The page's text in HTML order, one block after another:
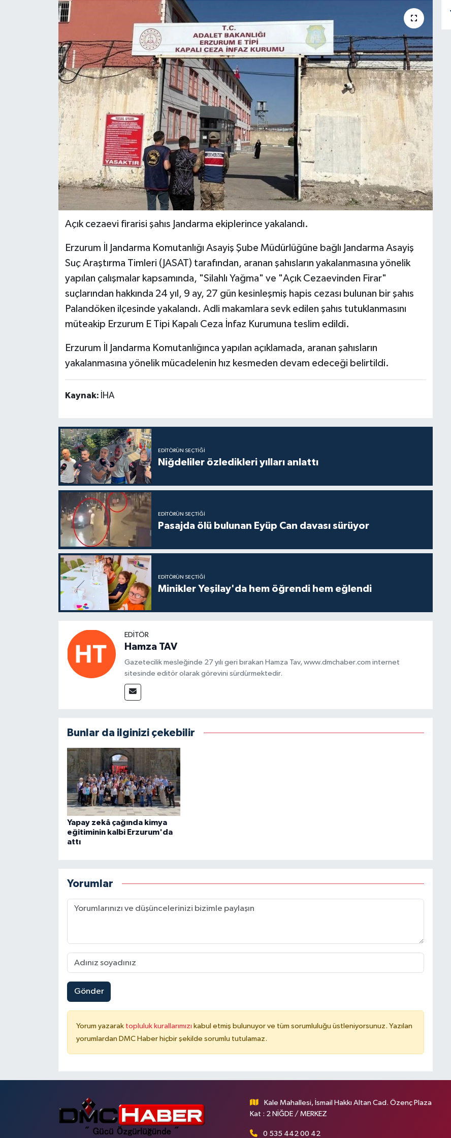
Açık cezaevi firarisi şahıs Jandarma ekiplerince yakalandı.
Erzurum İl Jandarma Komutanlığı Asayiş Şube Müdürlüğüne bağlı Jandarma Asayiş
Suç Araştırma Timleri (JASAT) tarafından, aranan şahısların yakalanmasına yönelik
yapılan çalışmalar kapsamında, "Silahlı Yağma" ve "Açık Cezaevinden Firar"
suçlarından hakkında 24 yıl, 9 ay, 27 gün kesinleşmiş hapis cezası bulunan bir şahıs
Palandöken ilçesinde yakalandı. Adli makamlara sevk edilen şahıs tutuklanmasını
müteakip Erzurum E Tipi Kapalı Ceza İnfaz Kurumuna teslim edildi.
Erzurum İl Jandarma Komutanlığınca yapılan açıklamada, aranan şahısların
yakalanmasına yönelik mücadelenin hız kesmeden devam edeceği belirtildi.
Kaynak: İHA
EDITÖRÜN SEÇTIĞI
Niğdeliler özledikleri yılları anlattı
EDITÖRÜN SEÇTIĞI
Pasajda ölü bulunan Eyüp Can davası sürüyor
EDITÖRÜN SEÇTIĞI
Minikler Yeşilay'da hem öğrendi hem eğlendi
EDITÖR
Hamza TAV
Gazetecilik mesleğinde 27 yılı geri bırakan Hamza Tav, www.dmchaber.com internet
sitesinde editör olarak görevini sürdürmektedir.
Bunlar da ilginizi çekebilir
Yapay zekâ çağında kimya
eğitiminin kalbi Erzurum'da
attı
Yorumlar
Gönder
Yorum yazarak topluluk kurallarımızı kabul etmiş bulunuyor ve tüm sorumluluğu üstleniyorsunuz. Yazılan
yorumlardan DMC Haber hiçbir şekilde sorumlu tutulamaz.
Kale Mahallesi, İsmail Hakkı Altan Cad. Özenç Plaza
Kat : 2 NİĞDE / MERKEZ
0 535 442 00 42
Teknoloji
Resmi İlan